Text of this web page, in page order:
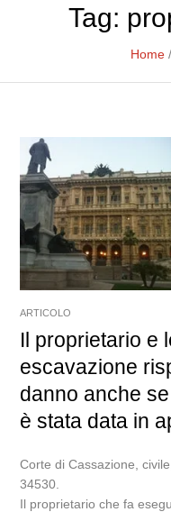
Tag:
Home /
ARTICOLO
Il proprietario e
escavazione
danno anche
è stata data in
Corte di Cassazione,
34530.
Il proprietario che fa